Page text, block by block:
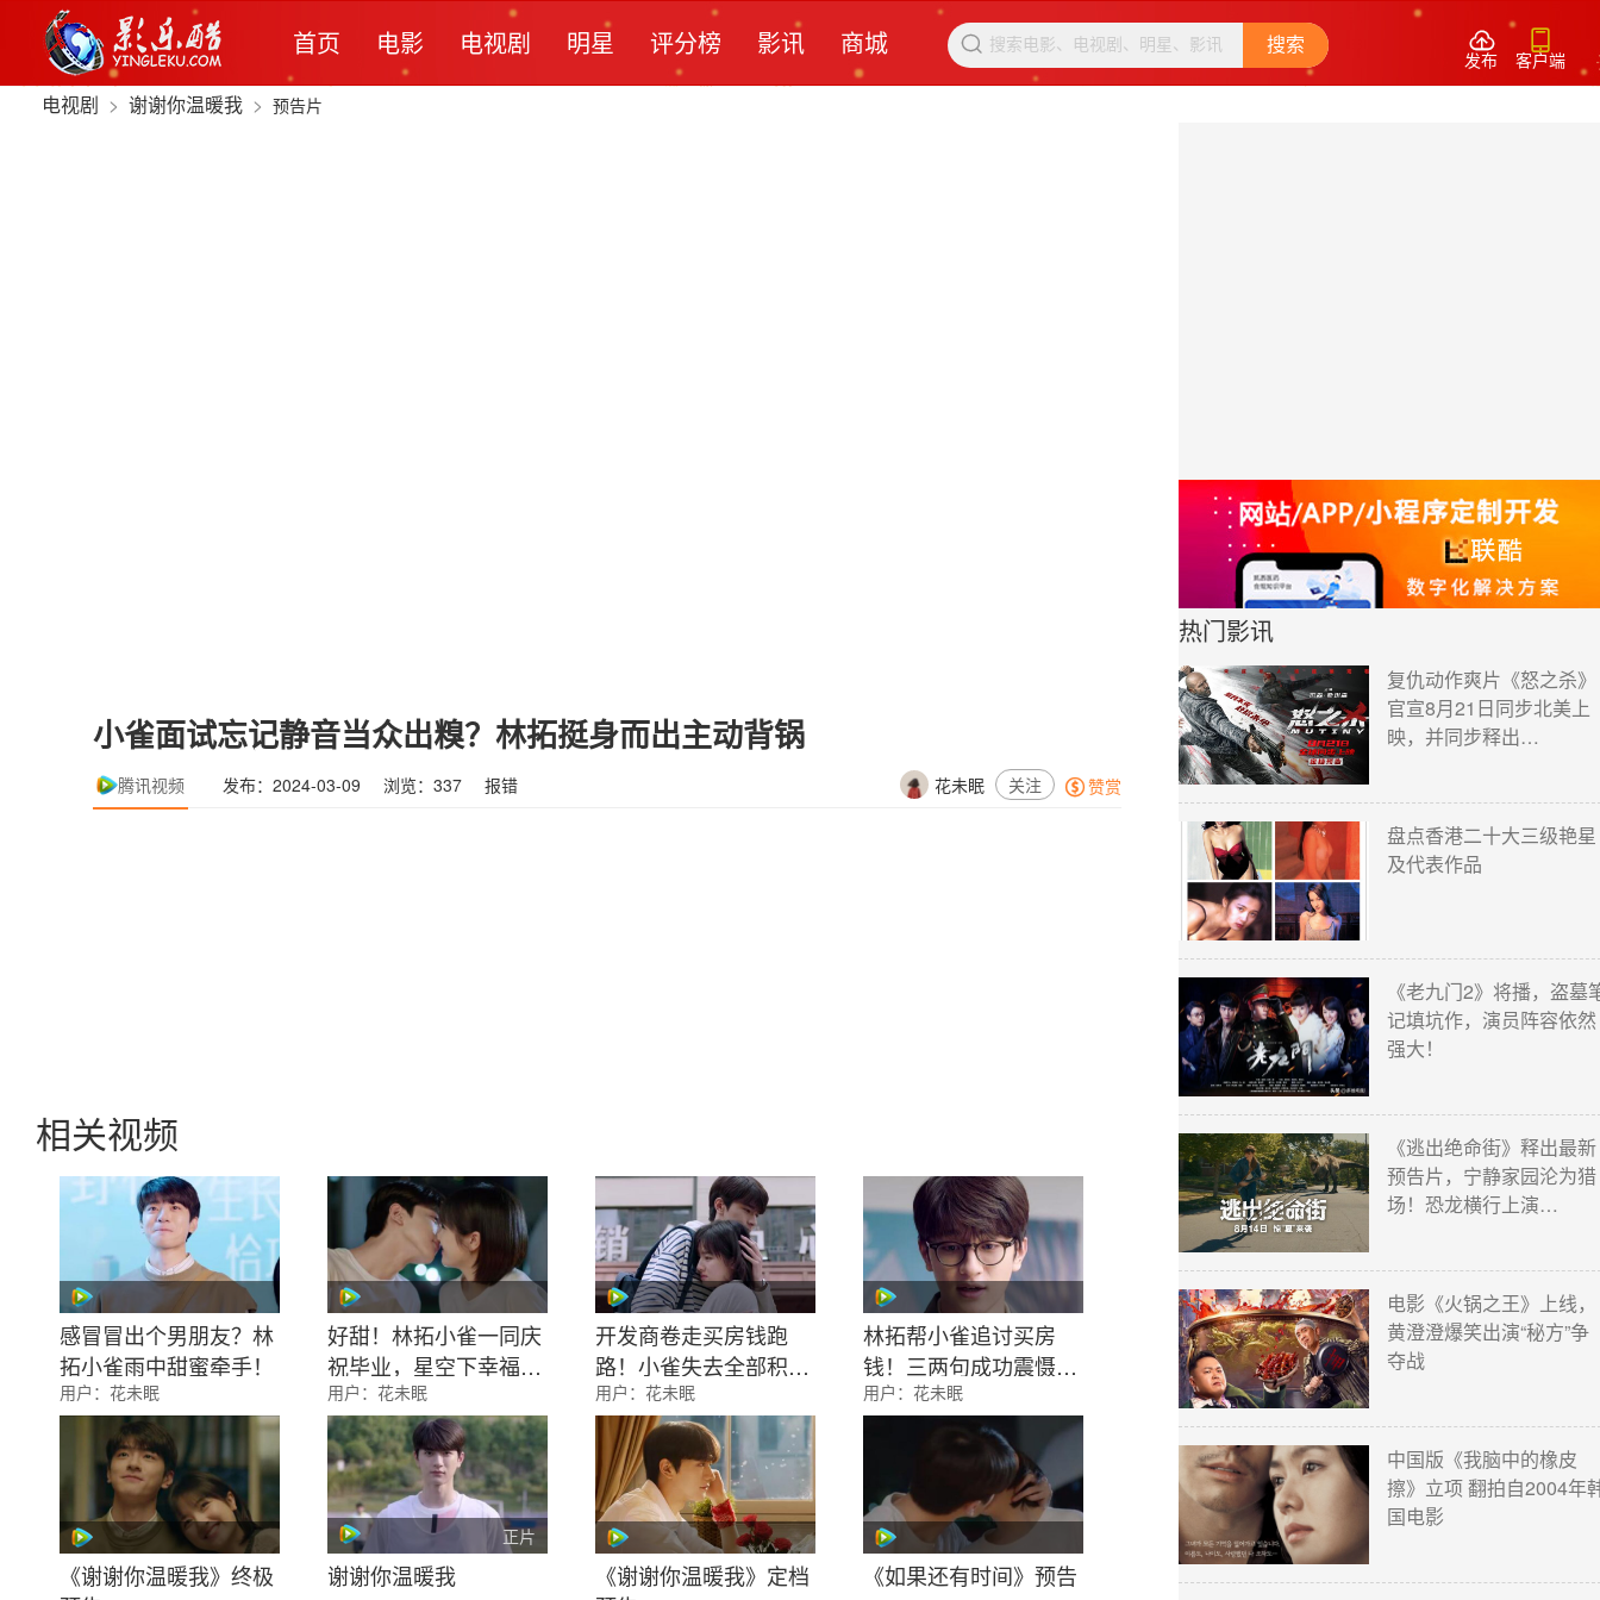
首页 电影 电视剧 明星 评分榜 影讯 商城  搜索 
发布

客户端
电视剧 > 谢谢你温暖我 > 预告片
小雀面试忘记静音当众出糗？林拓挺身而出主动背锅
腾讯视频 发布：2024-03-09 浏览：337 报错 赞赏
花未眠 关注
相关视频
感冒冒出个男朋友？林
拓小雀雨中甜蜜牵手！
用户： 花未眠
好甜！林拓小雀一同庆
祝毕业，星空下幸福拥
吻
用户： 花未眠
开发商卷走买房钱跑
路！小雀失去全部积蓄
彻底崩溃
用户： 花未眠
林拓帮小雀追讨买房
钱！三两句成功震慑嚣
张开发商
用户： 花未眠
《谢谢你温暖我》终极
正片
谢谢你温暖我
《谢谢你温暖我》定档
《如果还有时间》预告
热门影讯
复仇动作爽片《怒之杀》
官宣8月21日同步北美上
映，并同步释出…
盘点香港二十大三级艳星
及代表作品
《老九门2》将播，盗墓
记填坑作，演员阵容依然
强大！
《逃出绝命街》释出最新
预告片，宁静家园沦为猎
场！恐龙横行上演…
电影《火锅之王》上线，
黄澄澄爆笑出演“秘方”争
夺战
中国版《我脑中的橡皮
擦》立项 翻拍自2004年
国电影